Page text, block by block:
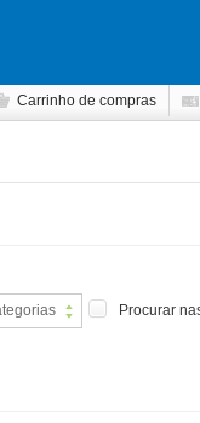
Carrinho de compras
Procurar